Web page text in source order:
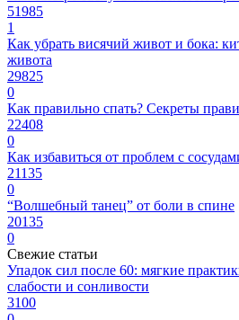
51985
1
Как убрать висячий живот и бока:
живота
29825
0
Как правильно спать? Секреты
22408
0
Как избавиться от проблем с
21135
0
“Волшебный танец” от боли в спине
20135
0
Свежие статьи
Упадок сил после 60: мягкие
слабости и сонливости
3100